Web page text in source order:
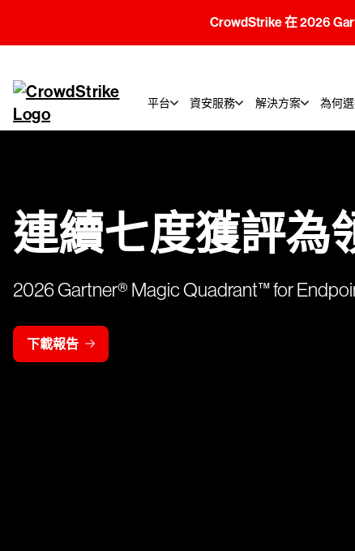
CrowdStrike 在 2026
平台 資安服務 解決方案 為何
連續七度獲評為
2026 Gartner® Magic Quadrant™ for
下載報告